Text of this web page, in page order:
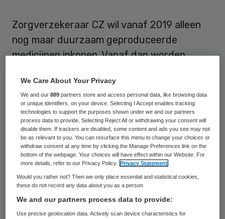
Zorgverzekeraar CZ wil vanaf 2019 alleen
nog maar duurzaam geproduceerde
medicijnen inkopen. Vanaf dan worden
dat ze netjes omgaan met mens en milieu.
CZ stelt dit naar aanleiding van een
uitzending van het tv-programma Zembla
dat misstanden filmde bij de productie van
medicijnen in de fabrieken van Aurobindo
Pharma in India.
Daarnaast wil CZ in gesprek met het
ministerie van VWS over het toelaten van
medicijnen tot de Nederlandse markt.
We Care About Your Privacy
We and our889 partners store and access personal data, like browsing data
or unique identifiers, on your device. Selecting I Accept enables tracking
technologies to support the purposes shown under we and our partners
process data to provide. Selecting Reject All or withdrawing your consent will
disable them. If trackers are disabled, some content and ads you see may not
be as relevant to you. You can resurface this menu to change your choices or
withdraw consent at any time by clicking the Manage Preferences link on the
bottom of the webpage. Your choices will have effect within our Website. For
more details, refer to our Privacy Policy.
Privacy Statement
Would you rather not? Then we only place essential and statistical cookies,
these do not record any data about you as a person
We and our partners process data to provide:
Use precise geolocation data. Actively scan device characteristics for